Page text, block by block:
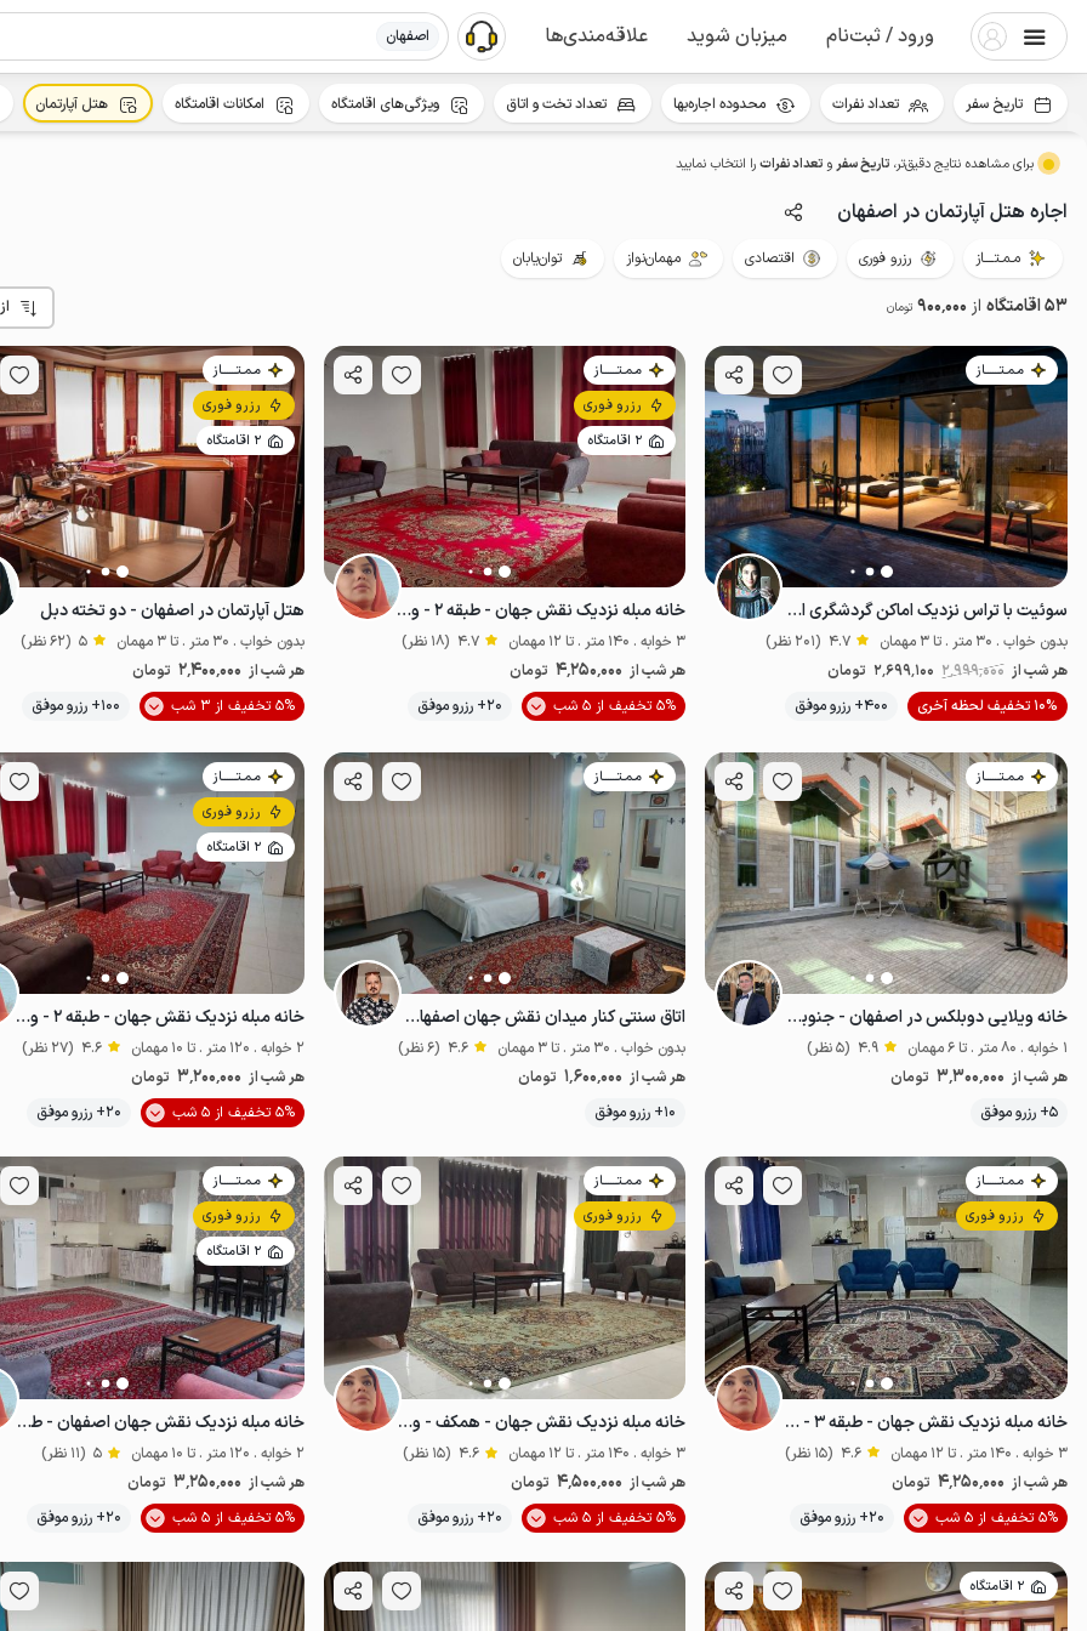
ورود / ثبت‌نام میزبان شوید علاقه‌مندی‌ها اصفهان
برای مشاهده نتایج دقیق‌تر، تاریخ سفرو تعداد نفراترا انتخاب نمایید
اجاره هتل آپارتمان در اصفهان
مـمـتــــاز رزرو فوری اقتصادی مهمان‌نواز توان‌یابان
53 اقامتگاه از 900٬000 تومان
مـمـتــــــاز
سوئیت با تراس نزدیک اماکن گردشگری اصفهان
بدون خواب . 30 متر . تا 3 مهمان 4.7 (201 نظر)
هر شب از 2٬999٬000 2٬699٬100 تومان
10% تخفیف لحظه آخری
400+ رزرو موفق ضدعفونی‌شده موقعیت در نقشه
مـمـتــــــاز
رزرو فوری
2 اقامتگاه
خانه مبله نزدیک نقش جهان - طبقه ۲ - واحد ۲
3 خوابه . 140 متر . تا 12 مهمان 4.7 (18 نظر)
هر شب از 4٬250٬000 تومان
5% تخفیف از 5 شب
20+ رزرو موفق موقعیت در نقشه
مـمـتــــــاز
رزرو فوری
2 اقامتگاه
هتل آپارتمان در اصفهان - دو تخته دبل
بدون خواب . 30 متر . تا 3 مهمان 5 (62 نظر)
هر شب از 2٬400٬000 تومان
5% تخفیف از 3 شب
100+ رزرو موفق
مـمـتــــــاز
خانه ویلایی دوبلکس در اصفهان - جنوبی - ۲
1 خوابه . 80 متر . تا 6 مهمان 4.9 (5 نظر)
هر شب از 3٬300٬000 تومان
5+ رزرو موفق
موقعیت در نقشه
مـمـتــــــاز
اتاق سنتی کنار میدان نقش جهان اصفهان- ۱۰۴
بدون خواب . 30 متر . تا 3 مهمان 4.6 (6 نظر)
هر شب از 1٬600٬000 تومان
10+ رزرو موفق
موقعیت در نقشه
مـمـتــــــاز
رزرو فوری
2 اقامتگاه
خانه مبله نزدیک نقش جهان - طبقه ۲ - واحد ۹
2 خوابه . 120 متر . تا 10 مهمان 4.6 (27 نظر)
هر شب از 3٬200٬000 تومان
5% تخفیف از 5 شب
20+ رزرو موفق
مـمـتــــــاز
رزرو فوری
خانه مبله نزدیک نقش جهان - طبقه ۳ - واحد۴
3 خوابه . 140 متر . تا 12 مهمان 4.6 (15 نظر)
هر شب از 4٬250٬000 تومان
5% تخفیف از 5 شب
20+ رزرو موفق موقعیت در نقشه
مـمـتــــــاز
رزرو فوری
خانه مبله نزدیک نقش جهان - همکف - واحد ۱
3 خوابه . 140 متر . تا 12 مهمان 4.6 (15 نظر)
هر شب از 4٬500٬000 تومان
5% تخفیف از 5 شب
20+ رزرو موفق موقعیت در نقشه
مـمـتــــــاز
رزرو فوری
2 اقامتگاه
خانه مبله نزدیک نقش جهان اصفهان - طبقه ۳
2 خوابه . 120 متر . تا 10 مهمان 5 (11 نظر)
هر شب از 3٬250٬000 تومان
5% تخفیف از 5 شب
20+ رزرو موفق
2 اقامتگاه
تاریخ سفر تعداد نفرات محدوده اجاره‌بها تعداد تخت و اتاق ویژگی‌های اقامتگاه امکانات اقامتگاه هتل آپارتمان